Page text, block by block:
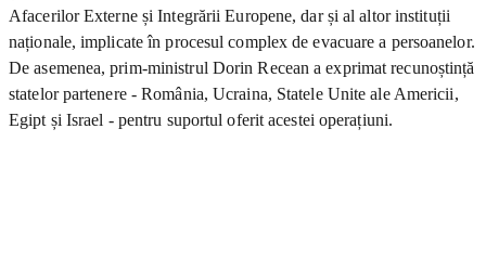
Afacerilor Externe și Integrării Europene, dar și al altor instituții
naționale, implicate în procesul complex de evacuare a persoanelor.
De asemenea, prim-ministrul Dorin Recean a exprimat recunoștință
statelor partenere - România, Ucraina, Statele Unite ale Americii,
Egipt și Israel - pentru suportul oferit acestei operațiuni.